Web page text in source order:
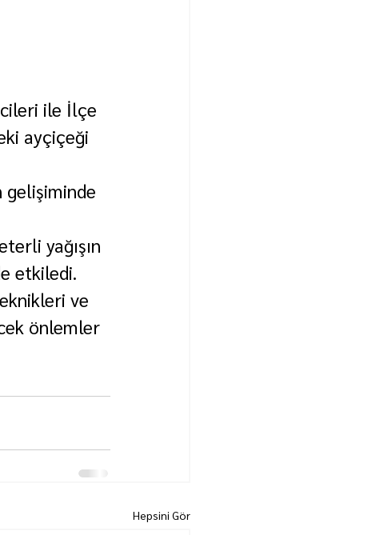
ile İlçe
ayçiçeği
gelişiminde
yağışın
etkiledi.
ve
önlemler
Hepsini Gör